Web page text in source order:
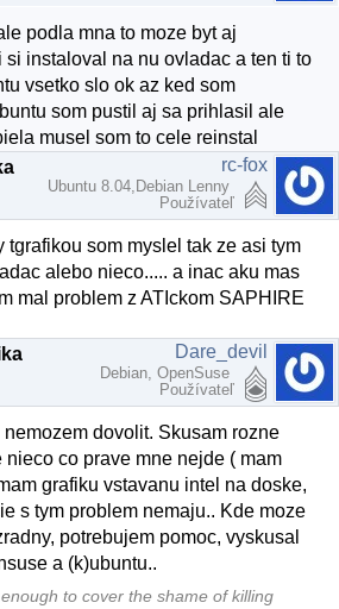
podla mna to moze byt aj
si instaloval na nu ovladac a ten ti to
vsetko slo ok az ked som
som pustil aj sa prihlasil ale
musel som to cele reinstal
rc-fox
Ubuntu 8.04,Debian Lenny
Používateľ
tgrafikou som myslel tak ze asi tym
alebo nieco..... a inac aku mas
mal problem z ATIckom SAPHIRE
Dare_devil
Debian, OpenSuse
Používateľ
dovolit. Skusam rozne
co prave mne nejde ( mam
grafiku vstavanu intel na doske,
s tym problem nemaju.. Kde moze
potrebujem pomoc, vyskusal
a (k)ubuntu..
to cover the shame of killing